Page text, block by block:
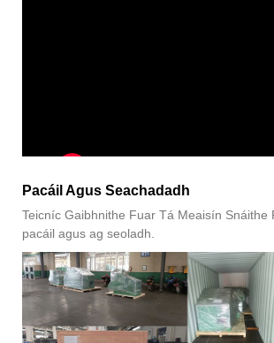
Pacáil Agus Seachadadh
Teicníc Gaibhnithe Fuar Tá Meaisín Snáithe
pacáil agus ag seoladh.